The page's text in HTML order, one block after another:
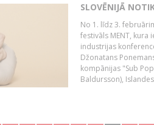
SLOVĒNIJĀ
No 1. līdz 3.
festivāls MENT, kura
industrijas
Džonatans
kompānijas "Sub
Baldursson),